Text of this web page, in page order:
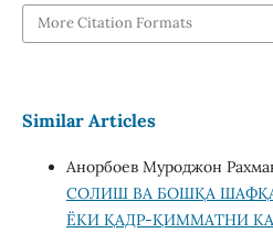
More Citation Formats
Similar Articles
Анорбоев Муроджон
СОЛИШ ВА БОШҚА
ЁКИ ҚАДР-ҚИММАТНИ